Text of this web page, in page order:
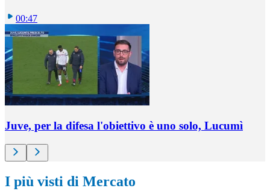
00:47
Juve, per la difesa l'obiettivo è uno solo, Lucumì
I più visti di Mercato